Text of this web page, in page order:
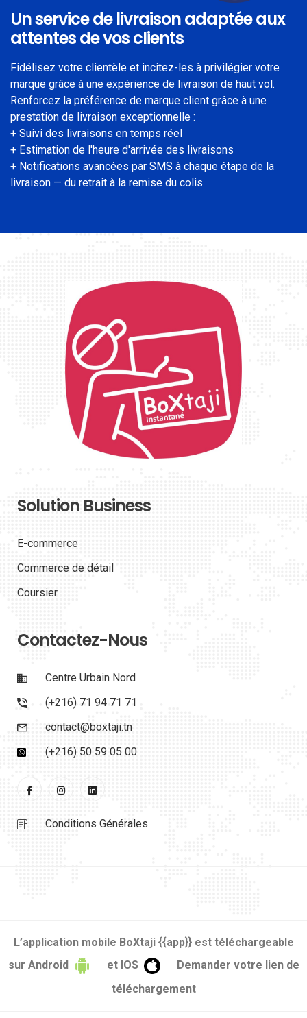
Un service de livraison adaptée aux
attentes de vos clients
Fidélisez votre clientèle et incitez-les à privilégier votre
marque grâce à une expérience de livraison de haut vol.
Renforcez la préférence de marque client grâce à une
prestation de livraison exceptionnelle :
+ Suivi des livraisons en temps réel
+ Estimation de l'heure d'arrivée des livraisons
+ Notifications avancées par SMS à chaque étape de la
livraison — du retrait à la remise du colis
Solution Business
E-commerce
Commerce de détail
Coursier
Contactez-Nous
Centre Urbain Nord
(+216) 71 94 71 71
contact@boxtaji.tn
(+216) 50 59 05 00
Conditions Générales
L’application mobile BoXtaji {{app}} est téléchargeable
sur Android
et IOS
Demander votre lien de
téléchargement